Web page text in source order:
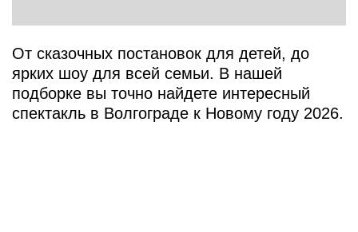
От сказочных постановок для детей, до
ярких шоу для всей семьи. В нашей
подборке вы точно найдете интересный
спектакль в Волгограде к Новому году 2026.